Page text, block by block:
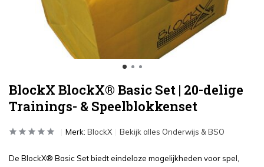
BlockX BlockX® Basic Set | 20-delige
Trainings- & Speelblokkenset
Merk: BlockX Bekijk alles Onderwijs & BSO
De BlockX® Basic Set biedt eindeloze mogelijkheden voor spel,